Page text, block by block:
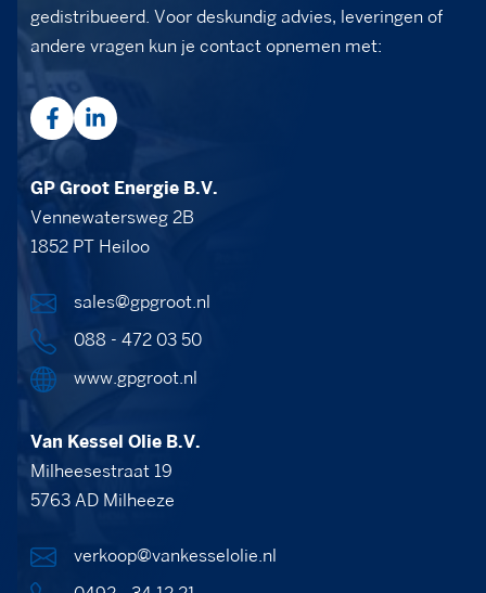
gedistribueerd. Voor deskundig advies, leveringen of
andere vragen kun je contact opnemen met:
GP Groot Energie B.V.
Vennewatersweg 2B
1852 PT Heiloo
sales@gpgroot.nl
088 - 472 03 50
www.gpgroot.nl
Van Kessel Olie B.V.
Milheesestraat 19
5763 AD Milheeze
verkoop@vankesselolie.nl